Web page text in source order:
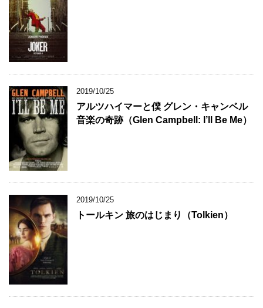
2019/10/25
アルツハイマーと僕 グレン・キャンベル
音楽の奇跡（Glen Campbell: I’ll Be Me）
2019/10/25
トールキン 旅のはじまり（Tolkien）